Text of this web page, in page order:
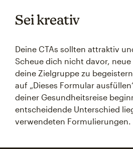
Sei kreativ
Deine CTAs sollten attraktiv
Scheue dich nicht davor, neue
deine Zielgruppe zu
auf „Dieses Formular
deiner Gesundheitsreise
entscheidende Unterschied
verwendeten Formulierungen.